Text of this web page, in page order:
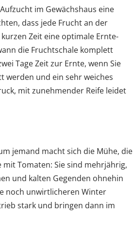
im Gewächshaus eine
dass jede Frucht an der
Zeit eine optimale Ernte-
die Fruchtschale komplett
Tage Zeit zur Ernte, wenn Sie
werden und ein sehr weiches
mit zunehmender Reife leidet
jemand macht sich die Mühe, die
Tomaten: Sie sind mehrjährig,
und kalten Gegenden ohnehin
noch unwirtlicheren Winter
stark und bringen dann im